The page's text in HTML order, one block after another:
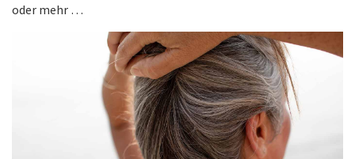
oder mehr …